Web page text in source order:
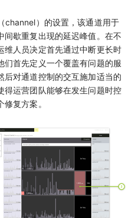
channel）的设置，该通道用于
间歇重复出现的延迟峰值。在不
维人员决定首先通过中断更长时
们首先定义一个覆盖有问题的服
后对通道控制的交互施加适当的
得运营团队能够在发生问题时控
复方案。